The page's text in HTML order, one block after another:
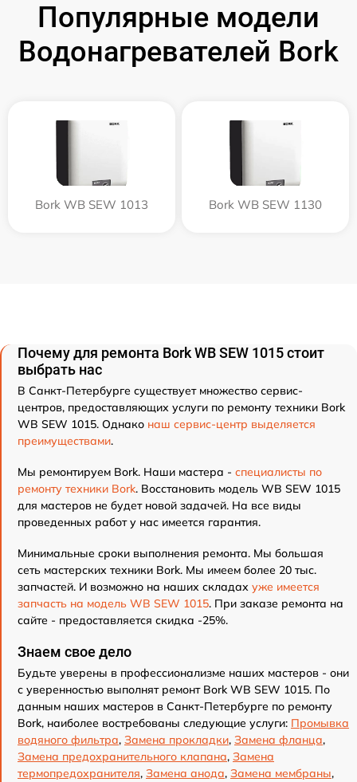
Популярные модели
Водонагревателей Bork
Bork WB SEW 1013 Bork WB SEW 1130
Почему для ремонта Bork WB SEW 1015 стоит
выбрать нас
В Санкт-Петербурге существует множество сервис-
центров, предоставляющих услуги по ремонту техники Bork
WB SEW 1015. Однако наш сервис-центр выделяется
преимуществами.
Мы ремонтируем Bork. Наши мастера - специалисты по
ремонту техники Bork. Восстановить модель WB SEW 1015
для мастеров не будет новой задачей. На все виды
проведенных работ у нас имеется гарантия.
Минимальные сроки выполнения ремонта. Мы большая
сеть мастерских техники Bork. Мы имеем более 20 тыс.
запчастей. И возможно на наших складах уже имеется
запчасть на модель WB SEW 1015. При заказе ремонта на
сайте - предоставляется скидка -25%.
Знаем свое дело
Будьте уверены в профессионализме наших мастеров - они
с уверенностью выполнят ремонт Bork WB SEW 1015. По
данным наших мастеров в Санкт-Петербурге по ремонту
Bork, наиболее востребованы следующие услуги: Промывка
водяного фильтра, Замена прокладки, Замена фланца,
Замена предохранительного клапана, Замена
термопредохранителя, Замена анода, Замена мембраны,